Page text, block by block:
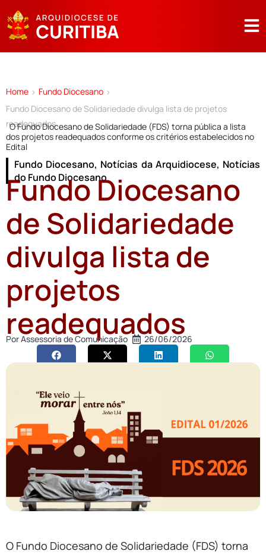
Home > Fundo Diocesano >
Fundo Diocesano de Solidariedade divulga lista de projetos
readequados
O Fundo Diocesano de Solidariedade (FDS) torna pública a lista
dos projetos readequados conforme os critérios estabelecidos no
Edital
Fundo Diocesano, Notícias da Arquidiocese, Notícias
do Fundo Diocesano
Fundo Diocesano
de Solidariedade
divulga lista de
projetos
readequados
PorAssessoria de Comunicação 26/06/2026
O Fundo Diocesano de Solidariedade (FDS) torna